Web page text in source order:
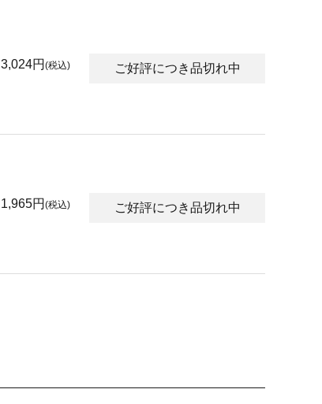
3,024円 (税込) ご好評につき品切れ中
1,965円 (税込) ご好評につき品切れ中